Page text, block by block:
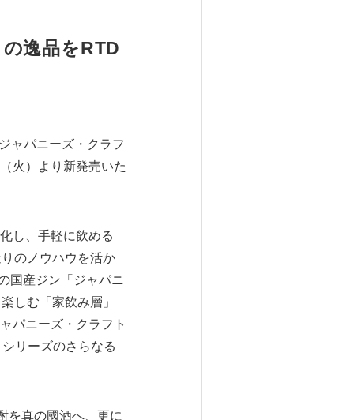
逸品をRTD
ャパニーズ・クラフ
火）より新発売いた
し、手軽に飲める
のノウハウを活か
国産ジン「ジャパニ
しむ「家飲み層」
パニーズ・クラフト
リーズのさらなる
を真の國酒へ、更に